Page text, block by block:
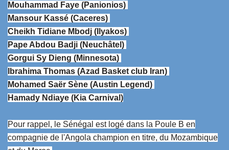
Mouhammad Faye (Panionios)
Mansour Kassé (Caceres)
Cheikh Tidiane Mbodj (Ilyakos)
Pape Abdou Badji (Neuchâtel)
Gorgui Sy Dieng (Minnesota)
Ibrahima Thomas (Azad Basket club Iran)
Mohamed Saër Sène (Austin Legend)
Hamady Ndiaye (Kia Carnival)
Pour rappel, le Sénégal est logé dans la Poule B en
compagnie de l'Angola champion en titre, du Mozambique